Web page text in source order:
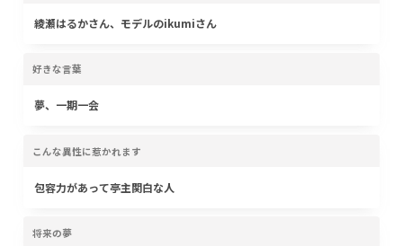
綾瀬はるかさん、モデルのikumiさん
好きな言葉
夢、一期一会
こんな異性に惹かれます
包容力があって亭主関白な人
将来の夢